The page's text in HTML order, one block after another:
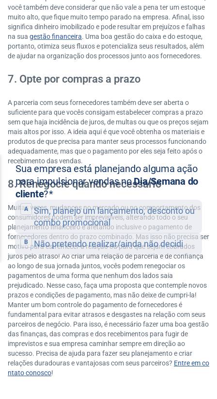
você também deve considerar que não vale a pena ter um estoque
muito alto, que fique muito tempo parado na empresa. Afinal, isso
significa dinheiro imobilizado e pode resultar em prejuízos e falhas
na sua gestão financeira. Uma boa gestão do caixa e do estoque,
portanto, otimiza seus fluxos e potencializa seus resultados, além
de ajudar na organização dos processos junto aos fornecedores.
7. Opte por compras a prazo
A parceria com seus fornecedores também deve ser aberta o
suficiente para que vocês consigam estabelecer compras a prazo
sem que haja incidência de juros, de multas ou que os preços sejam
mais altos por isso. A ideia aqui é que você obtenha os materiais e
produtos de que precisa para manter seus processos funcionando
adequadamente, mas que o pagamento por eles seja feito após o
recebimento das vendas.
8. Renegocie quando necessário
Muitas vezes, mudanças no mercado ou no comportamento dos
consumidores podem ser imprevisíveis, alterando todo o seu
planejamento financeiro e afetando inclusive o pagamento de
fornecedores dentro do prazo combinado. Mas isso não precisa ser
motivo para estremecer a relação ou para que sejam cobrados
juros pelo atraso! Ao criar uma relação de parceria e de confiança
ao longo de sua jornada juntos, vocês podem renegociar os
pagamentos de uma forma que nenhum dos lados saia
prejudicado. Nesse caso, faça uma proposta que contemple novos
prazos e condições de pagamento, mas não deixe de cumpri-la!
Manter um bom controle do pagamento de fornecedores é
fundamental para evitar atrasos e desgastes na relação com seus
parceiros de negócio. Para isso, é necessário fazer uma boa gestão
das finanças, das compras e dos recebimentos para fugir de
imprevistos e sua empresa caminhar sempre em direção ao
sucesso. Precisa de ajuda para fazer seu planejamento e criar
relações duradouras e vantajosas com seus parceiros? Entre em co
ntato conosco!